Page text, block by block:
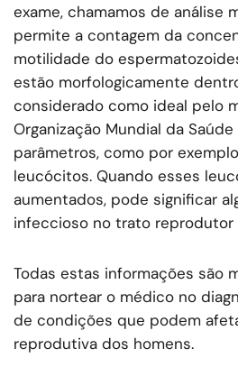
exame, chamamos de análise
permite a contagem da
motilidade do
estão morfologicamente
considerado como ideal pelo
Organização Mundial da
parâmetros, como por
leucócitos. Quando esses
aumentados, pode significar
infeccioso no trato reprodutor
Todas estas informações são
para nortear o médico no
de condições que podem
reprodutiva dos homens.